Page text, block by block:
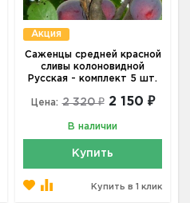
Акция
Саженцы средней красной
сливы колоновидной
Русская - комплект 5 шт.
Цена: 2 320 ₽ 2 150 ₽
В наличии
Купить
Купить в 1 клик